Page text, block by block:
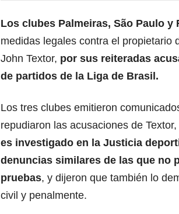
Los clubes Palmeiras, São Paulo y
medidas legales contra el propietario
John Textor, por sus reiteradas
de partidos de la Liga de Brasil.
Los tres clubes emitieron
repudiaron las acusaciones de Textor,
es investigado en la Justicia
denuncias similares de las que no
pruebas, y dijeron que también lo
civil y penalmente.